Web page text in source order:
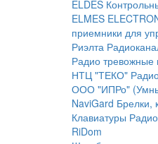
ELDES
ELMES
приемники для
Риэлта
Радио тревожные
НТЦ "ТЕКО"
ООО "ИПРо"
NaviGard Брелки,
Клавиатуры
RiDom